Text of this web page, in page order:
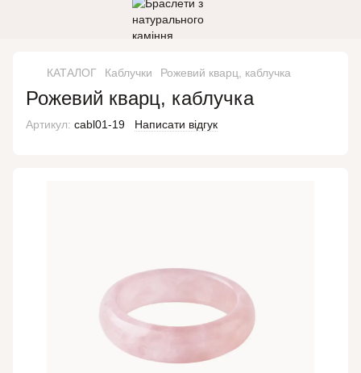
КАТАЛОГ Каблучки Рожевий кварц, каблучка
Рожевий кварц, каблучка
Артикул: cabl01-19 Написати відгук